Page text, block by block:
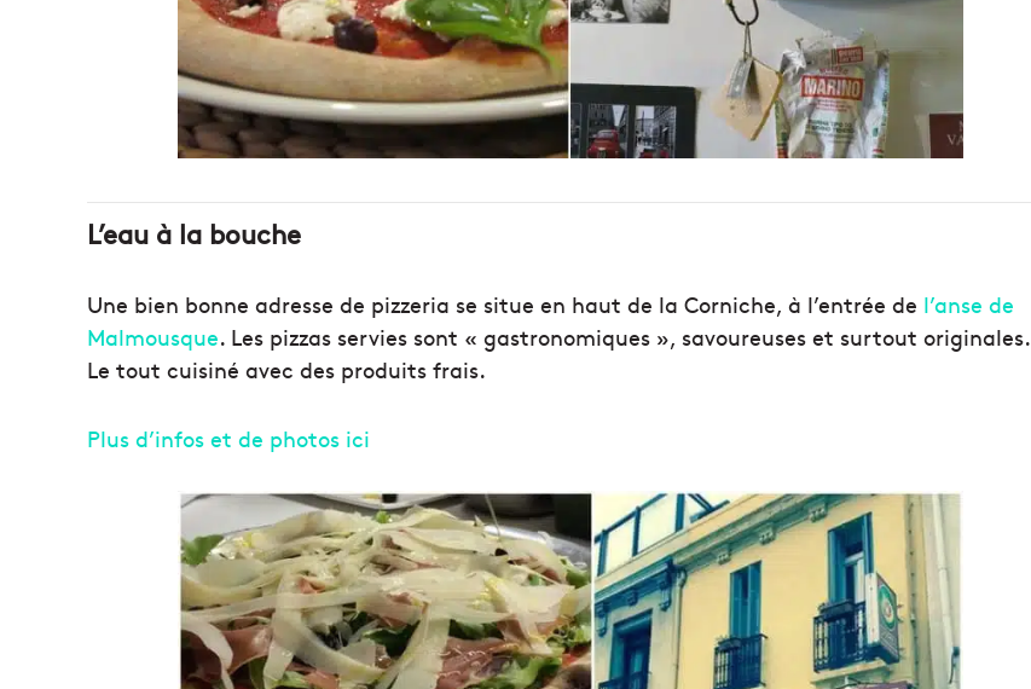
L’eau à la bouche
Une bien bonne adresse de pizzeria se situe en haut de la Corniche, à l’entrée de l’anse de
Malmousque. Les pizzas servies sont « gastronomiques », savoureuses et surtout originales.
Le tout cuisiné avec des produits frais.
Plus d’infos et de photos ici